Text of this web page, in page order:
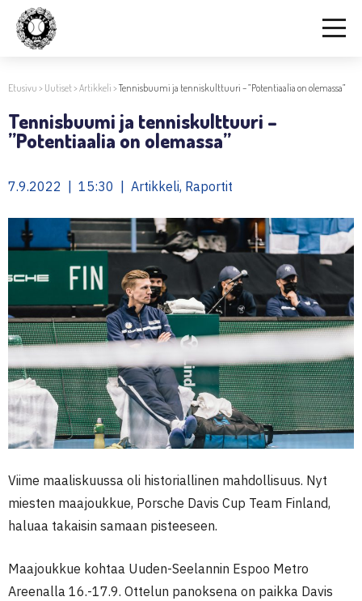
Etusivu > Uutiset>Artikkeli >Tennisbuumi ja tenniskulttuuri – ”Potentiaalia on olemassa”
Tennisbuumi ja tenniskulttuuri –
”Potentiaalia on olemassa”
7.9.2022 | 15:30 | Artikkeli, Raportit
Viime maaliskuussa oli historiallinen mahdollisuus. Nyt
miesten maajoukkue, Porsche Davis Cup Team Finland,
haluaa takaisin samaan pisteeseen.
Maajoukkue kohtaa Uuden-Seelannin Espoo Metro
Areenalla 16.-17.9. Ottelun panoksena on paikka Davis